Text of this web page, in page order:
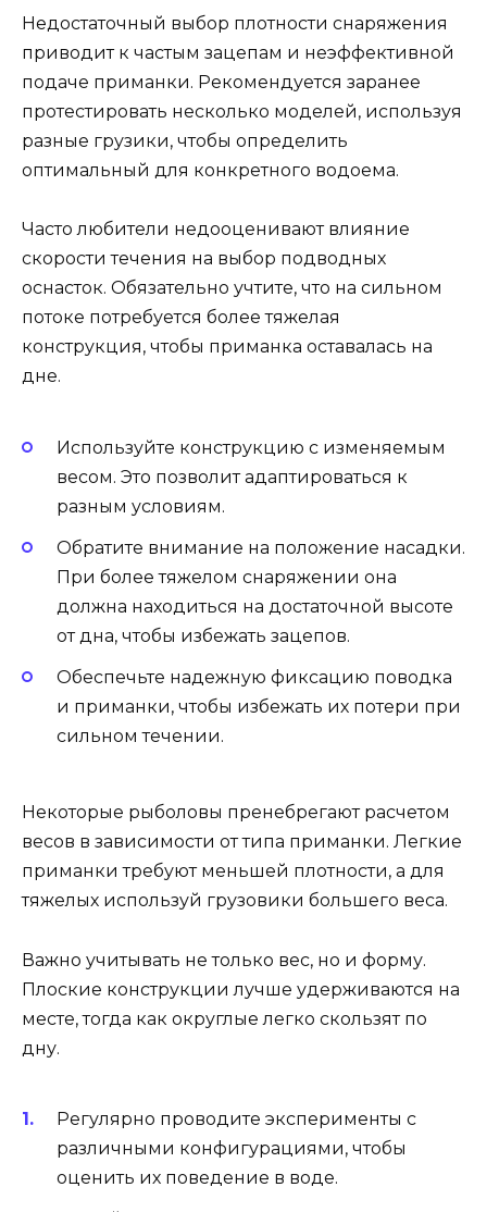
Недостаточный выбор плотности снаряжения
приводит к частым зацепам и неэффективной
подаче приманки. Рекомендуется заранее
протестировать несколько моделей, используя
разные грузики, чтобы определить
оптимальный для конкретного водоема.
Часто любители недооценивают влияние
скорости течения на выбор подводных
оснасток. Обязательно учтите, что на сильном
потоке потребуется более тяжелая
конструкция, чтобы приманка оставалась на
дне.
Используйте конструкцию с изменяемым
весом. Это позволит адаптироваться к
разным условиям.
Обратите внимание на положение насадки.
При более тяжелом снаряжении она
должна находиться на достаточной высоте
от дна, чтобы избежать зацепов.
Обеспечьте надежную фиксацию поводка
и приманки, чтобы избежать их потери при
сильном течении.
Некоторые рыболовы пренебрегают расчетом
весов в зависимости от типа приманки. Легкие
приманки требуют меньшей плотности, а для
тяжелых используй грузовики большего веса.
Важно учитывать не только вес, но и форму.
Плоские конструкции лучше удерживаются на
месте, тогда как округлые легко скользят по
дну.
Регулярно проводите эксперименты с
различными конфигурациями, чтобы
оценить их поведение в воде.